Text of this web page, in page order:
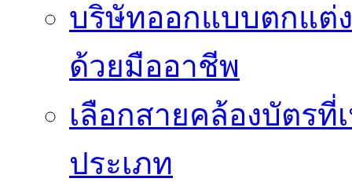
บริษัทออกแบบตกแต่
ด้วยมืออาชีพ
เลือกสายคล้องบัตร
ประเภท